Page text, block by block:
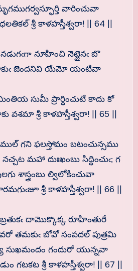
వారించువా
శ్రీ కాళహస్తీశ్వరా! || 64 ||
నడుగఁగా నూహించి నెట్లైనఁ బొ
నాకుఁ జెందనివి యేమో యంటివా
మింతియ సుమీ ప్రార్ధించుటే కాదు కో
వశమా శ్రీ కాళహస్తీశ్వరా! || 65 ||
గని ఫలస్తోమం బటంచున్సము
నచ్చట మహా దుఃఖంబు సిద్ధించుఁ; గ
శాస్త్రంబు ల్విలోకించువా
శ్రీ కాళహస్తీశ్వరా! || 66 ||
దామొక్కొక్క రూహింతురే
తమకుఁ బోవో సంపదల్ పుత్రమి
సుఖమందం గందురో యున్నవా
గటకట శ్రీ కాళహస్తీశ్వరా! || 67 ||